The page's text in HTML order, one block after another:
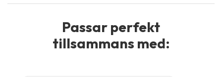
Passar perfekt
tillsammans med: